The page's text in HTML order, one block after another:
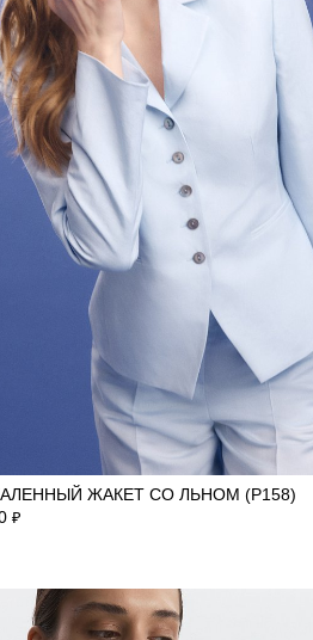
42 44 50
ЖАКЕТ СО ЛЬНОМ (Р158)
₽